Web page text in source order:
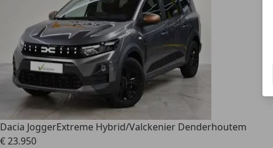
Dacia JoggerExtreme Hybrid/Valckenier Denderhoutem
€ 23.950